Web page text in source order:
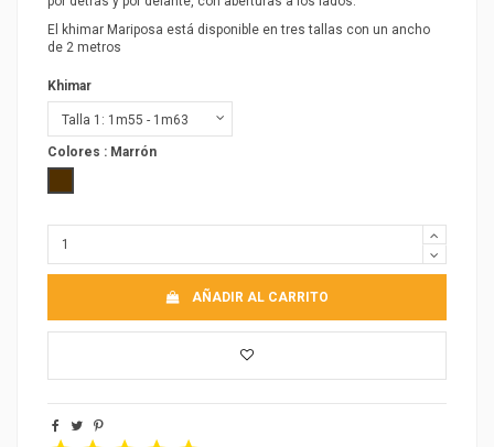
El khimar Mariposa está disponible en tres tallas con un ancho
de 2 metros
Khimar
Colores : Marrón
AÑADIR AL CARRITO